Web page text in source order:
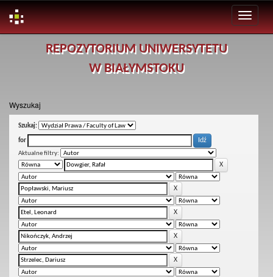
REPOZYTORIUM UNIWERSYTETU
W BIAŁYMSTOKU
Wyszukaj
Szukaj:
for
Aktualne filtry: